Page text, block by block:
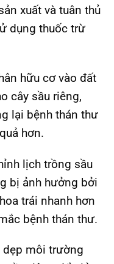
xuất và tuân thủ
dụng thuốc trừ
hữu cơ vào đất
cây sầu riêng,
lại bệnh thán thư
hơn.
lịch trồng sầu
bị ảnh hưởng bởi
trái nhanh hơn
bệnh thán thư.
dẹp môi trường